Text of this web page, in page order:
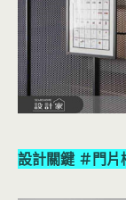
設計關鍵 ＃門